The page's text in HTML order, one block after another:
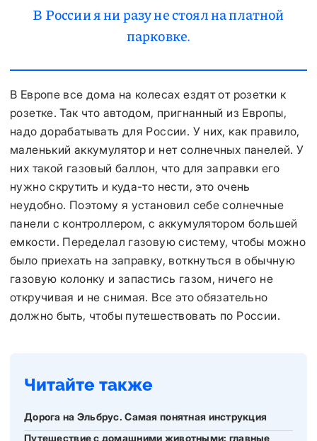
В России я ни разу не стоял на платной
парковке.
В Европе все дома на колесах ездят от розетки к
розетке. Так что автодом, пригнанный из Европы,
надо дорабатывать для России. У них, как правило,
маленький аккумулятор и нет солнечных панелей. У
них такой газовый баллон, что для заправки его
нужно скрутить и куда-то нести, это очень
неудобно. Поэтому я установил себе солнечные
панели с контроллером, с аккумулятором большей
емкости. Переделал газовую систему, чтобы можно
было приехать на заправку, воткнуться в обычную
газовую колонку и запастись газом, ничего не
откручивая и не снимая. Все это обязательно
должно быть, чтобы путешествовать по России.
Читайте также
Дорога на Эльбрус. Самая понятная инструкция
Путешествие с домашними животными: главные